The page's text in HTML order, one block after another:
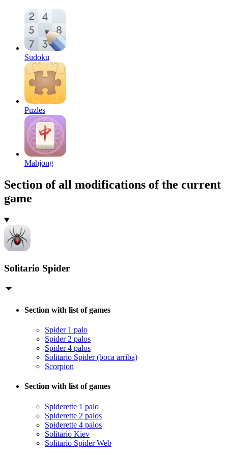
Sudoku
Puzles
Mahjong
Section of all modifications of the current
game
Solitario Spider
Section with list of games
Spider 1 palo
Spider 2 palos
Spider 4 palos
Solitario Spider (boca arriba)
Scorpion
Section with list of games
Spiderette 1 palo
Spiderette 2 palos
Spiderette 4 palos
Solitario Kiev
Solitario Spider Web